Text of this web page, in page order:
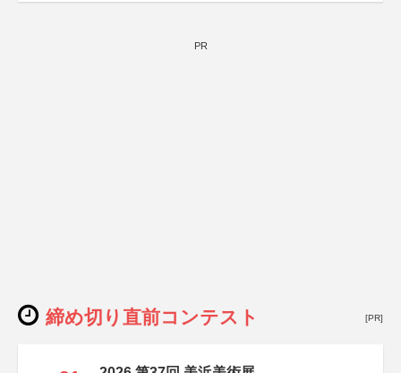
PR
締め切り直前コンテスト [PR]